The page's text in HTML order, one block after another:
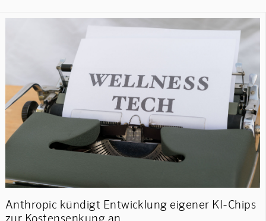
Anthropic kündigt Entwicklung eigener KI-Chips
zur Kostensenkung an